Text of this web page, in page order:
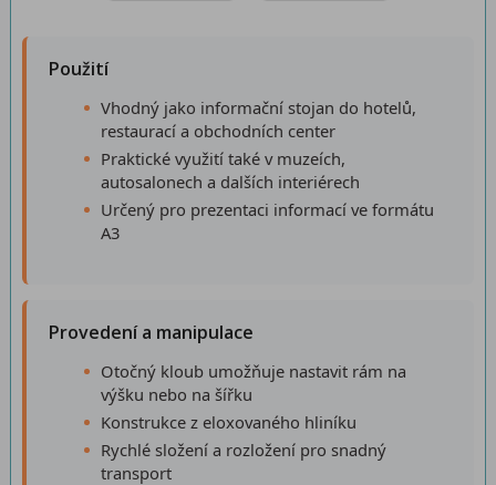
Použití
Vhodný jako informační stojan do hotelů,
restaurací a obchodních center
Praktické využití také v muzeích,
autosalonech a dalších interiérech
Určený pro prezentaci informací ve formátu
A3
Provedení a manipulace
Otočný kloub umožňuje nastavit rám na
výšku nebo na šířku
Konstrukce z eloxovaného hliníku
Rychlé složení a rozložení pro snadný
transport